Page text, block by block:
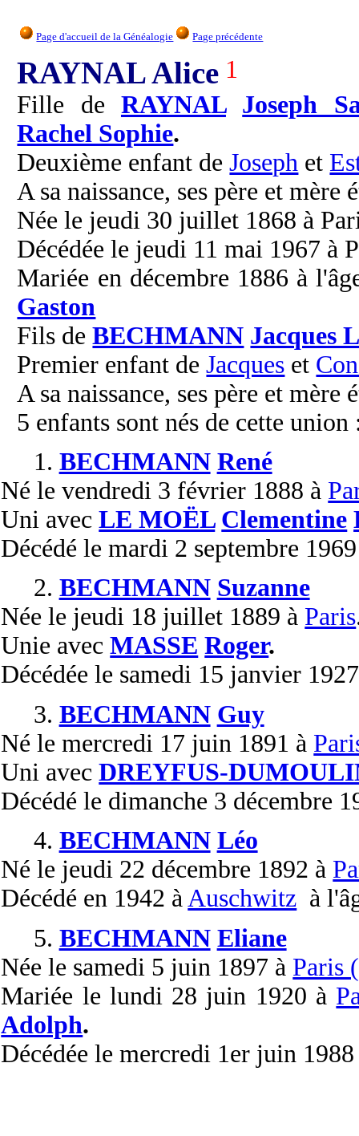
Page d'accueil de la Généalogie Page précédente
RAYNAL Alice 1
Fille de RAYNAL
Joseph
Rachel Sophie.
Deuxième enfant deJoseph et
A sa naissance, ses père et mère
Née le jeudi 30 juillet 1868 à
Décédée le jeudi 11 mai 1967 à
Mariée en décembre 1886 à
Gaston
Fils deBECHMANN Jacques
Premier enfant deJacques et
A sa naissance, ses père et mère
5 enfants sont nés de cette union
1. BECHMANN René
Né le vendredi 3 février 1888 à
Uni avecLE MOËL Clementine
Décédé le mardi 2 septembre
2. BECHMANN Suzanne
Née le jeudi 18 juillet 1889 à Paris
Unie avecMASSE Roger.
Décédée le samedi 15 janvier
3. BECHMANN Guy
Né le mercredi 17 juin 1891 à
Uni avecDREYFUS-
Décédé le dimanche 3 décembre
4. BECHMANN Léo
Né le jeudi 22 décembre 1892 à
Décédé en 1942 àAuschwitz à
5. BECHMANN Eliane
Née le samedi 5 juin 1897 à Paris
Mariée le lundi 28 juin 1920 à
Adolph.
Décédée le mercredi 1er juin